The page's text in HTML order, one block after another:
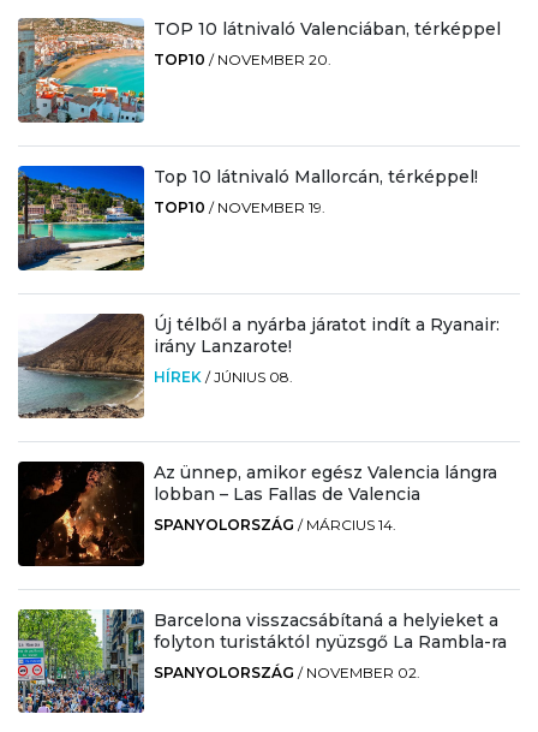
TOP 10 látnivaló Valenciában, térképpel
TOP10 / NOVEMBER 20.
Top 10 látnivaló Mallorcán, térképpel!
TOP10 / NOVEMBER 19.
Új télből a nyárba járatot indít a Ryanair:
irány Lanzarote!
HÍREK /JÚNIUS 08.
Az ünnep, amikor egész Valencia lángra
lobban – Las Fallas de Valencia
SPANYOLORSZÁG / MÁRCIUS 14.
Barcelona visszacsábítaná a helyieket a
folyton turistáktól nyüzsgő La Rambla-ra
SPANYOLORSZÁG / NOVEMBER 02.